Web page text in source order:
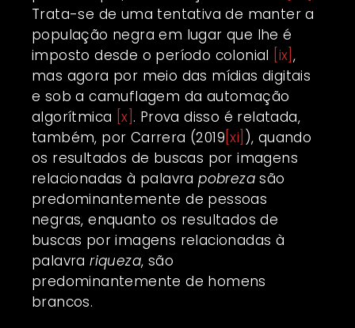
Trata-se de uma tentativa de manter a
população negra em lugar que lhe é
imposto desde o período colonial [ix] ,
mas agora por meio das mídias digitais
e sob a camuflagem da automação
algorítmica [x] . Prova disso é relatada,
também, por Carrera (2019 [xi] ), quando
os resultados de buscas por imagens
relacionadas à palavrapobreza são
predominantemente de pessoas
negras, enquanto os resultados de
buscas por imagens relacionadas à
palavrariqueza, são
predominantemente de homens
brancos.